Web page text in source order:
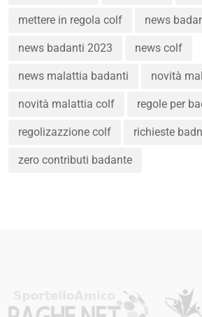
mettere in regola colf news
news badanti 2023 news colf
news malattia badanti novità
novità malattia colf regole per
regolizazzione colf richieste
zero contributi badante